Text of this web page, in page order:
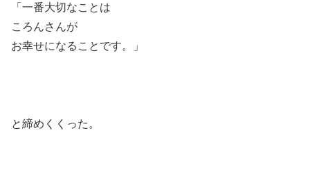
「一番大切なことは
ころんさんが
お幸せになることです。」
と締めくくった。